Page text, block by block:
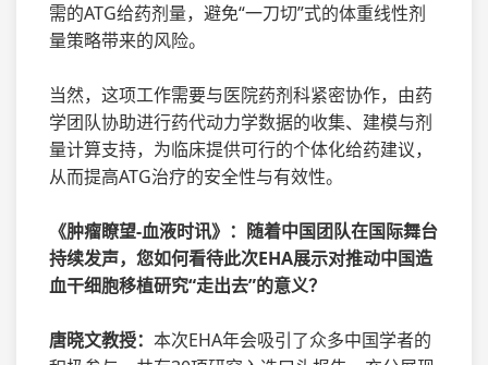
需的ATG给药剂量，避免“一刀切”式的体重线性剂
量策略带来的风险。
当然，这项工作需要与医院药剂科紧密协作，由药
学团队协助进行药代动力学数据的收集、建模与剂
量计算支持，为临床提供可行的个体化给药建议，
从而提高ATG治疗的安全性与有效性。
《肿瘤瞭望-血液时讯》：随着中国团队在国际舞台
持续发声，您如何看待此次EHA展示对推动中国造
血干细胞移植研究“走出去”的意义？
唐晓文教授： 本次EHA年会吸引了众多中国学者的